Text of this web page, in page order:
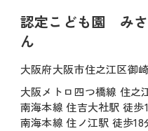
認定こども園 み
ん
大阪府大阪市住之江区御
大阪メトロ四つ橋線 住之
南海本線 住吉大社駅 徒歩
南海本線 住ノ江駅 徒歩18